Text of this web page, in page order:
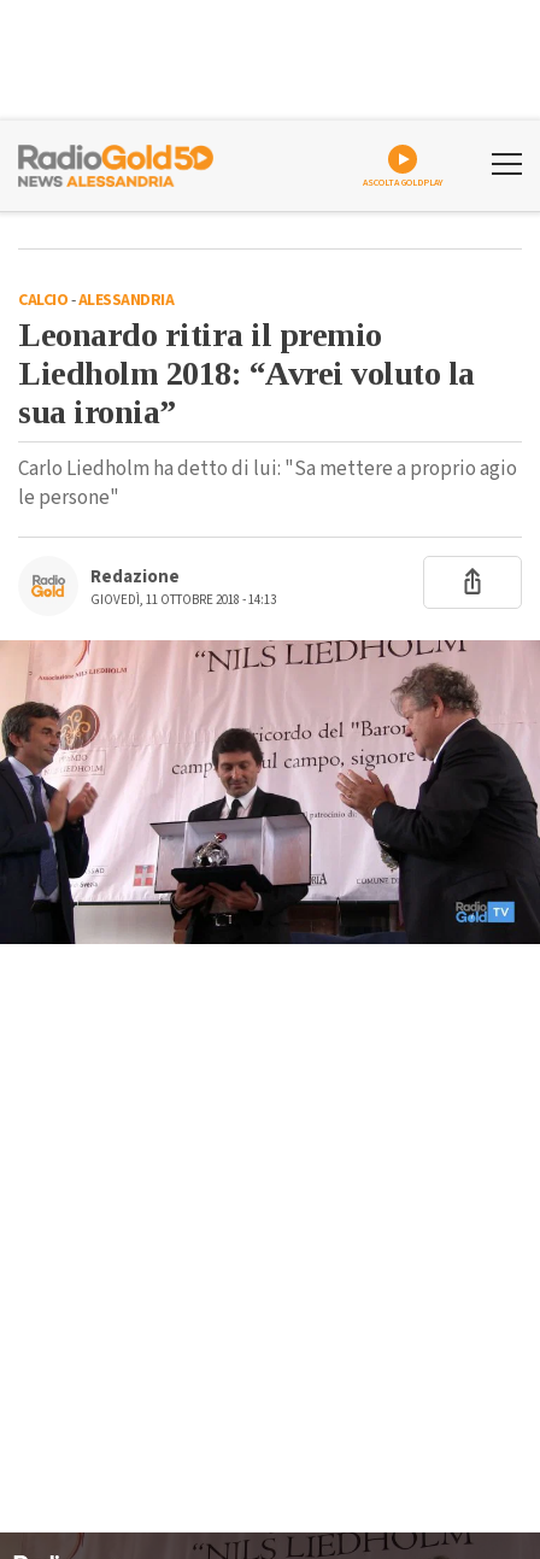
ASCOLTA GOLDPLAY
CALCIO-ALESSANDRIA
Leonardo ritira il premio
Liedholm 2018: “Avrei voluto la
sua ironia”
Carlo Liedholm ha detto di lui: "Sa mettere a proprio agio
le persone"
Redazione
GIOVEDÌ, 11 OTTOBRE 2018 - 14:13